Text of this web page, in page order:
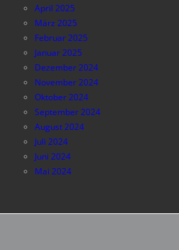
April 2025
März 2025
Februar 2025
Januar 2025
Dezember 2024
November 2024
Oktober 2024
September 2024
August 2024
Juli 2024
Juni 2024
Mai 2024